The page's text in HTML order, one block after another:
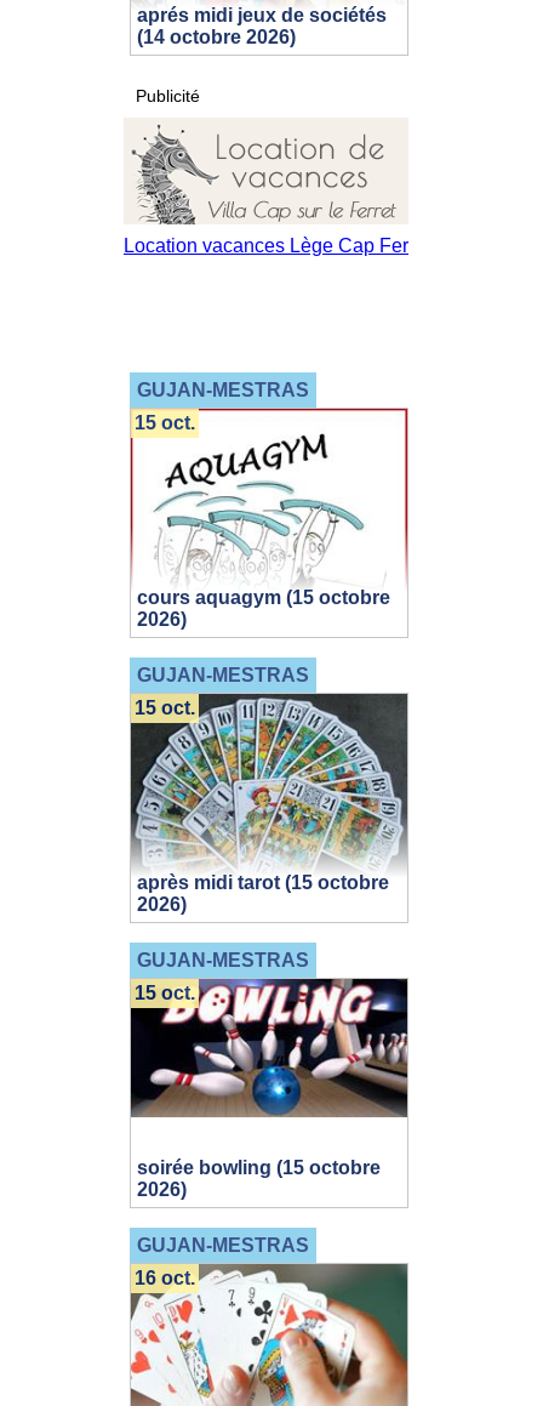
aprés midi jeux de sociétés
(14 octobre 2026)
Publicité
GUJAN-MESTRAS
cours aquagym (15 octobre
2026)
15 oct.
GUJAN-MESTRAS
après midi tarot (15 octobre
2026)
15 oct.
GUJAN-MESTRAS
soirée bowling (15 octobre
2026)
15 oct.
GUJAN-MESTRAS
16 oct.